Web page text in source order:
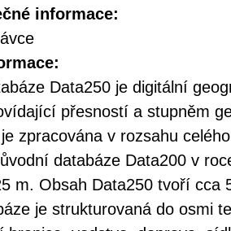
informace:
Data250 je digitální
přesností a stupněm
zpracována v rozsahu
databáze Data200 v
m. Obsah Data250 tvoří cca
je strukturovaná do osmi